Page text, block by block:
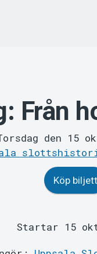
Från
den 15
Köp biljett
Startar 15